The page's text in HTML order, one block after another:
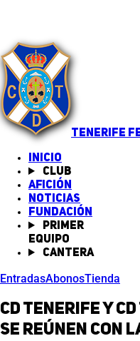
TENERIFE
INICIO
Club
Afición
Noticias
Fundación
Primer
equipo
Cantera
EntradasAbonosTienda
CD Tenerife y
se reúnen con